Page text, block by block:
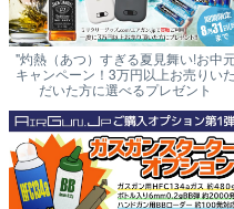
"灼熱（あつ）すぎる夏見舞い!お中
キャンペーン！3万円以上お売りいた
だいた方に選べるプレゼント